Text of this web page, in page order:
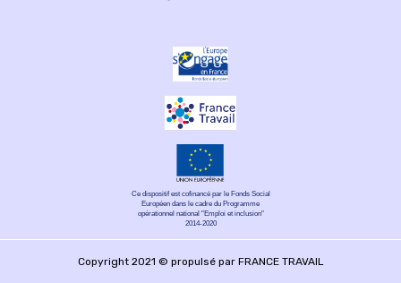
Ce dispositif est cofinancé par le Fonds Social
Européen dans le cadre du Programme
opérationnel national "Emploi et inclusion"
2014-2020
Copyright 2021 © propulsé par FRANCE TRAVAIL